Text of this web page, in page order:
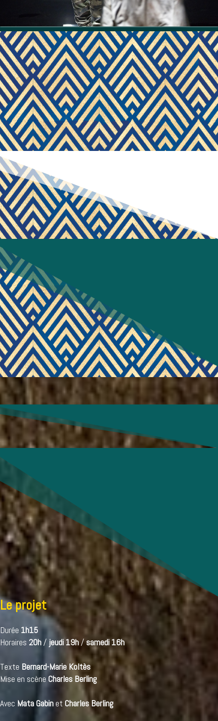
Le projet
Durée 1h15
Horaires 20h/ jeudi 19h/samedi 16h
Texte Bernard-Marie Koltès
Mise en scène Charles Berling
Avec Mata Gabinet Charles Berling